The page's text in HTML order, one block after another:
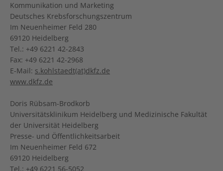
Kommunikation und Marketing
Deutsches Krebsforschungszentrum
Im Neuenheimer Feld 280
69120 Heidelberg
Tel.: +49 6221 42-2843
Fax: +49 6221 42-2968
E-Mail: s.kohlstaedt(at)dkfz.de
www.dkfz.de
Doris Rübsam-Brodkorb
Universitätsklinikum Heidelberg und Medizinische Fakultät
der Universität Heidelberg
Presse- und Öffentlichkeitsarbeit
Im Neuenheimer Feld 672
69120 Heidelberg
Tel.: +49 6221 56-5052